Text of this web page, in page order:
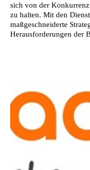
sich von der
zu halten. Mit den
maßgeschneiderte
Herausforderungen der